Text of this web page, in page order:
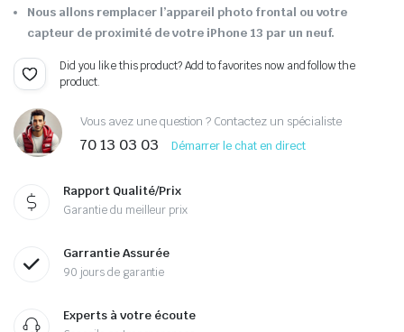
Nous allons remplacer l’appareil photo frontal ou votre
capteur de proximité de votre iPhone 13 par un neuf.
Did you like this product? Add to favorites now and follow the
product.
Vous avez une question ? Contactez un spécialiste
70 13 03 03 Démarrer le chat en direct
Rapport Qualité/Prix
Garantie du meilleur prix
Garrantie Assurée
90 jours de garantie
Experts à votre écoute